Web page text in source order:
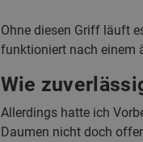
Ohne diesen Griff läuft
funktioniert nach einem
Wie
Allerdings hatte ich
Daumen nicht doch